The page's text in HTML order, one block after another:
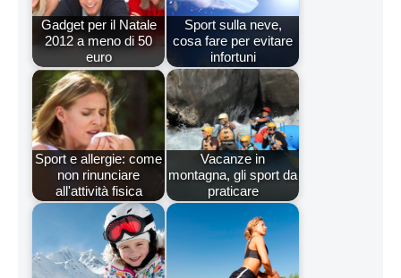
Gadget per il Natale
2012 a meno di 50
euro
Sport sulla neve,
cosa fare per evitare
infortuni
Sport e allergie: come
non rinunciare
all'attività fisica
Vacanze in
montagna, gli sport da
praticare